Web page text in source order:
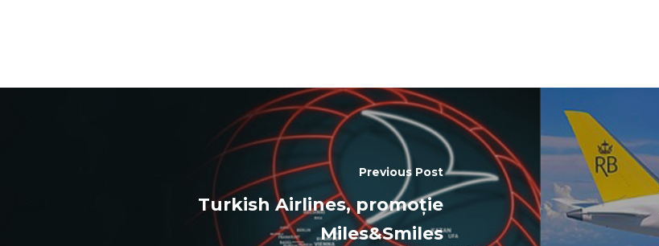
Previous Post
Turkish Airlines, promoție
Miles&Smiles